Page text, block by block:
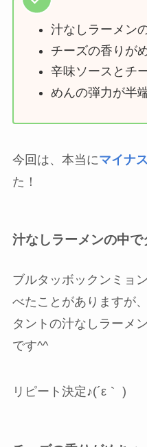
汁なしラーメン
チーズの香りが
辛味ソースとチ
めんの弾力が半
今回は、本当にマイナ
た！
汁なしラーメンの中
ブルタッボックンミョ
べたことがありますが
タントの汁なしラーメン
です^^
リピート決定♪(´ε｀ )